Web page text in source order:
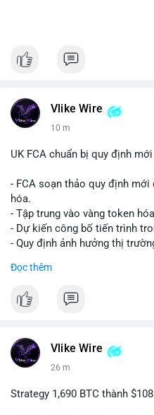
Vlike Wire
10 m
UK FCA chuẩn bị quy định
- FCA soạn thảo quy định
hóa.
- Tập trung vào vàng token
- Dự kiến công bố tiến trình
- Quy định ảnh hưởng thị
#binancesquare
#vlikevn #titanbot
Đọc thêm
Vlike Wire
26 m
Strategy 1,690 BTC thành